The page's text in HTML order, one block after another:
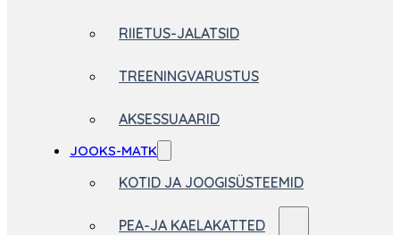
RIIETUS-JALATSID
TREENINGVARUSTUS
AKSESSUAARID
JOOKS-MATK
KOTID JA JOOGISÜSTEEMID
PEA-JA KAELAKATTED